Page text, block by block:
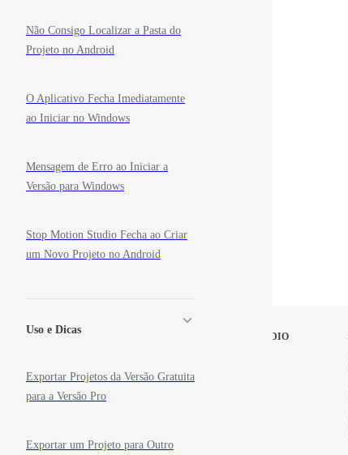
Não Consigo Localizar a Pasta do
Projeto no Android
O Aplicativo Fecha Imediatamente
ao Iniciar no Windows
Mensagem de Erro ao Iniciar a
Versão para Windows
Stop Motion Studio Fecha ao Criar
um Novo Projeto no Android
Uso e Dicas
Exportar Projetos da Versão Gratuita
para a Versão Pro
Exportar um Projeto para Outro
STOP MOTION STUDIO
Education
News